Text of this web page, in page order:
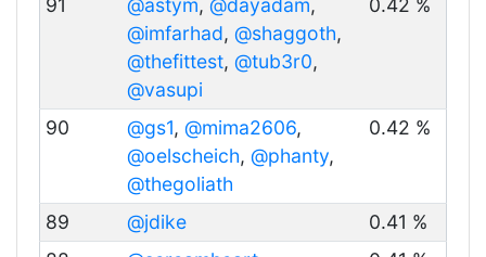
91
@astym, @dayadam,
@imfarhad, @shaggoth,
@thefittest, @tub3r0,
@vasupi
0.42 %
90 @gs1, @mima2606,
@oelscheich, @phanty,
@thegoliath
0.42 %
89 @jdike
0.41 %